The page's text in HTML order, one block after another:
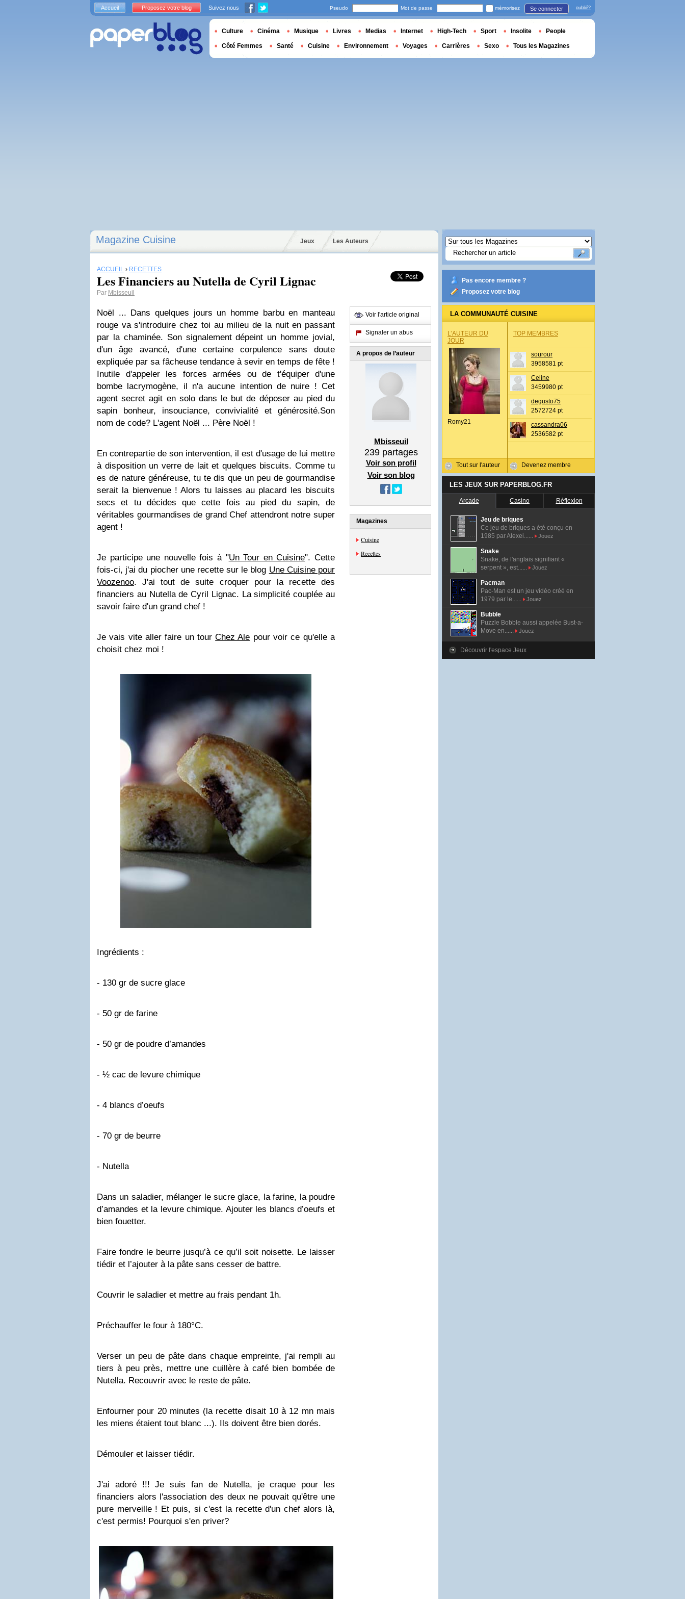
Magazine Cuisine Jeux Les Auteurs
ACCUEIL › RECETTES
Les Financiers au Nutella de Cyril Lignac
Par Mbisseuil
Noël ... Dans quelques jours un homme barbu en manteau
rouge va s'introduire chez toi au milieu de la nuit en passant
par la chaminée. Son signalement dépeint un homme jovial,
d'un âge avancé, d'une certaine corpulence sans doute
expliquée par sa fâcheuse tendance à sevir en temps de fête !
Inutile d'appeler les forces armées ou de t'équiper d'une
bombe lacrymogène, il n'a aucune intention de nuire ! Cet
agent secret agit en solo dans le but de déposer au pied du
sapin bonheur, insouciance, convivialité et générosité.Son
nom de code? L'agent Noël ... Père Noël !
En contrepartie de son intervention, il est d'usage de lui mettre
à disposition un verre de lait et quelques biscuits. Comme tu
es de nature généreuse, tu te dis que un peu de gourmandise
serait la bienvenue ! Alors tu laisses au placard les biscuits
secs et tu décides que cette fois au pied du sapin, de
véritables gourmandises de grand Chef attendront notre super
agent !
Je participe une nouvelle fois à "Un Tour en Cuisine". Cette
fois-ci, j'ai du piocher une recette sur le blog Une Cuisine pour
Voozenoo. J'ai tout de suite croquer pour la recette des
financiers au Nutella de Cyril Lignac. La simplicité couplée au
savoir faire d'un grand chef !
Je vais vite aller faire un tourChez Ale pour voir ce qu'elle a
choisit chez moi !
Ingrédients :
- 130 gr de sucre glace
- 50 gr de farine
- 50 gr de poudre d’amandes
- ½ cac de levure chimique
- 4 blancs d’oeufs
- 70 gr de beurre
- Nutella
Dans un saladier, mélanger le sucre glace, la farine, la poudre
d’amandes et la levure chimique. Ajouter les blancs d’oeufs et
bien fouetter.
Faire fondre le beurre jusqu’à ce qu’il soit noisette. Le laisser
tiédir et l’ajouter à la pâte sans cesser de battre.
Couvrir le saladier et mettre au frais pendant 1h.
Préchauffer le four à 180°C.
Verser un peu de pâte dans chaque empreinte, j'ai rempli au
tiers à peu près, mettre une cuillère à café bien bombée de
Nutella. Recouvrir avec le reste de pâte.
Enfourner pour 20 minutes (la recette disait 10 à 12 mn mais
les miens étaient tout blanc ...). Ils doivent être bien dorés.
Démouler et laisser tiédir.
J'ai adoré !!! Je suis fan de Nutella, je craque pour les
financiers alors l'association des deux ne pouvait qu'être une
pure merveille ! Et puis, si c'est la recette d'un chef alors là,
c'est permis! Pourquoi s'en priver?
Voir l'article original
Signaler un abus
A propos de l’auteur
Mbisseuil
239partages
Voir son profil
Voir son blog
Magazines
Cuisine
Recettes
Pas encore membre ?
Proposez votre blog
LA COMMUNAUTÉ CUISINE
L’AUTEUR DU
JOUR
Romy21
Tout sur l'auteur
TOP MEMBRES
sourour
3958581 pt
Celine
3459980 pt
degusto75
2572724 pt
cassandra06
2536582 pt
Devenez membre
LES JEUX SUR PAPERBLOG.FR
Arcade Casino Réflexion
Jeu de briques
Ce jeu de briques a été conçu en
1985 par Alexei......
Jouez
Snake
Snake, de l'anglais signifiant «
serpent », est......
Jouez
Pacman
Pac-Man est un jeu vidéo créé en
1979 par le......
Jouez
Bubble
Puzzle Bobble aussi appelée Bust-a-
Move en......
Jouez
Découvrir l'espace Jeux
Accueil Proposez votre blog Suivez nous Pseudo Mot de passe mémorisez Se connecter oublié?
Culture Cinéma Musique Livres Medias Internet High-Tech Sport Insolite People
Côté Femmes Santé Cuisine Environnement Voyages Carrières Sexo Tous les Magazines